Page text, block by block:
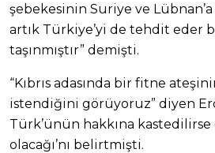
şebekesinin Suriye ve Lübnan’a
artık Türkiye’yi de tehdit eder
taşınmıştır” demişti.
“Kıbrıs adasında bir fitne
istendiğini görüyoruz” diyen
Türk’ünün hakkına kastedilirse
olacağı’nı belirtmişti.